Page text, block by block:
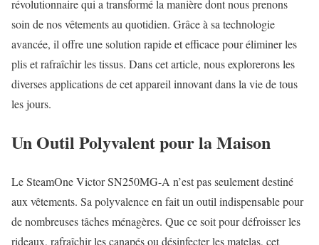
révolutionnaire qui a transformé la manière dont nous prenons
soin de nos vêtements au quotidien. Grâce à sa technologie
avancée, il offre une solution rapide et efficace pour éliminer les
plis et rafraîchir les tissus. Dans cet article, nous explorerons les
diverses applications de cet appareil innovant dans la vie de tous
les jours.
Un Outil Polyvalent pour la Maison
Le SteamOne Victor SN250MG-A n’est pas seulement destiné
aux vêtements. Sa polyvalence en fait un outil indispensable pour
de nombreuses tâches ménagères. Que ce soit pour défroisser les
rideaux, rafraîchir les canapés ou désinfecter les matelas, cet